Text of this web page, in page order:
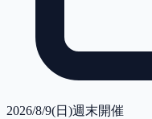
2026/8/9(日)週末開催